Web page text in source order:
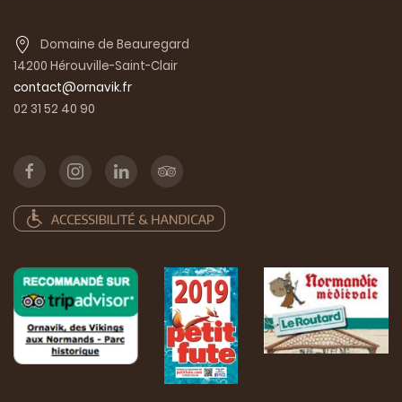
Domaine de Beauregard
14200 Hérouville-Saint-Clair
contact@ornavik.fr
02 31 52 40 90